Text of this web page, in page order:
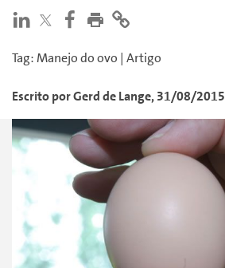
Tag:Manejo do ovo | Artigo
Escrito porGerdde Lange,31/08/2015